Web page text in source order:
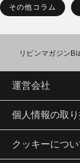
その他コラム
リビンマガジン
運営会社
個人情報の取
クッキーについ